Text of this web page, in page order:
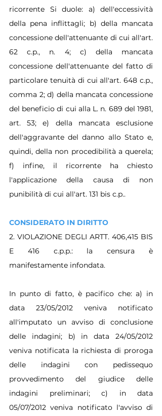
ricorrente Si duole: a) dell'eccessività
della pena inflittagli; b) della mancata
concessione dell'attenuante di cui all'art.
62 c.p., n. 4; c) della mancata
concessione dell'attenuante del fatto di
particolare tenuità di cui all'art. 648 c.p.,
comma 2; d) della mancata concessione
del beneficio di cui alla L. n. 689 del 1981,
art. 53; e) della mancata esclusione
dell'aggravante del danno allo Stato e,
quindi, della non procedibilità a querela;
f) infine, il ricorrente ha chiesto
l'applicazione della causa di non
punibilità di cui all'art. 131 bis c.p..
CONSIDERATO IN DIRITTO
2. VIOLAZIONE DEGLI ARTT. 406,415 BIS
E 416 c.p.p.: la censura è
manifestamente infondata.
In punto di fatto, è pacifico che: a) in
data 23/05/2012 veniva notificato
all'imputato un avviso di conclusione
delle indagini; b) in data 24/05/2012
veniva notificata la richiesta di proroga
delle indagini con pedissequo
provvedimento del giudice delle
indagini preliminari; c) in data
05/07/2012 veniva notificato l'avviso di